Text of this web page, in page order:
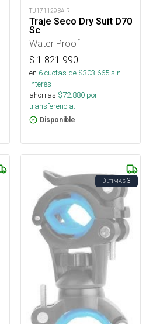
TU171129BA-R
Traje Seco Dry Suit D70
Sc
Water Proof
$ 1.821.990
en 6cuotas de $303.665sin
interés
ahorras $72.880 por
transferencia.
Disponible
ÚLTIMAS3